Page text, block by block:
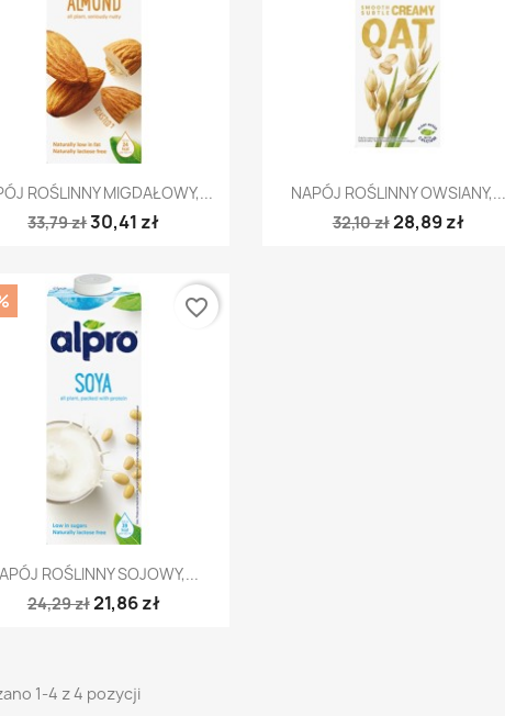
Szybki podgląd
ROŚLINNY MIGDAŁOWY,...
33,79 zł30,41 zł
 Szybki podgląd
NAPÓJ ROŚLINNY OWSIANY,...
32,10 zł28,89 zł
 Szybki podgląd
ROŚLINNY SOJOWY,...
24,29 zł21,86 zł
favorite_border
1-4 z 4 pozycji